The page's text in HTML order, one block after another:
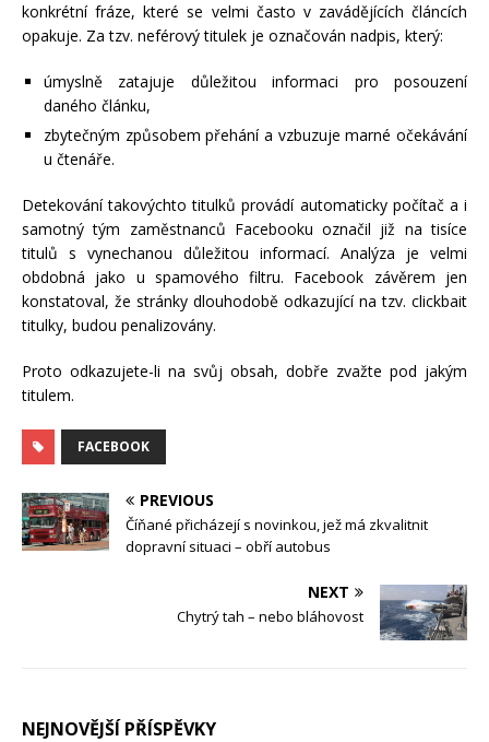
konkrétní fráze, které se velmi často v zavádějících článcích
opakuje. Za tzv. neférový titulek je označován nadpis, který:
úmyslně zatajuje důležitou informaci pro posouzení
daného článku,
zbytečným způsobem přehání a vzbuzuje marné očekávání
u čtenáře.
Detekování takovýchto titulků provádí automaticky počítač a i
samotný tým zaměstnanců Facebooku označil již na tisíce
titulů s vynechanou důležitou informací. Analýza je velmi
obdobná jako u spamového filtru. Facebook závěrem jen
konstatoval, že stránky dlouhodobě odkazující na tzv. clickbait
titulky, budou penalizovány.
Proto odkazujete-li na svůj obsah, dobře zvažte pod jakým
titulem.
FACEBOOK
PREVIOUS
Číňané přicházejí s novinkou, jež má zkvalitnit
dopravní situaci – obří autobus
NEXT
Chytrý tah – nebo bláhovost
NEJNOVĚJŠÍ PŘÍSPĚVKY